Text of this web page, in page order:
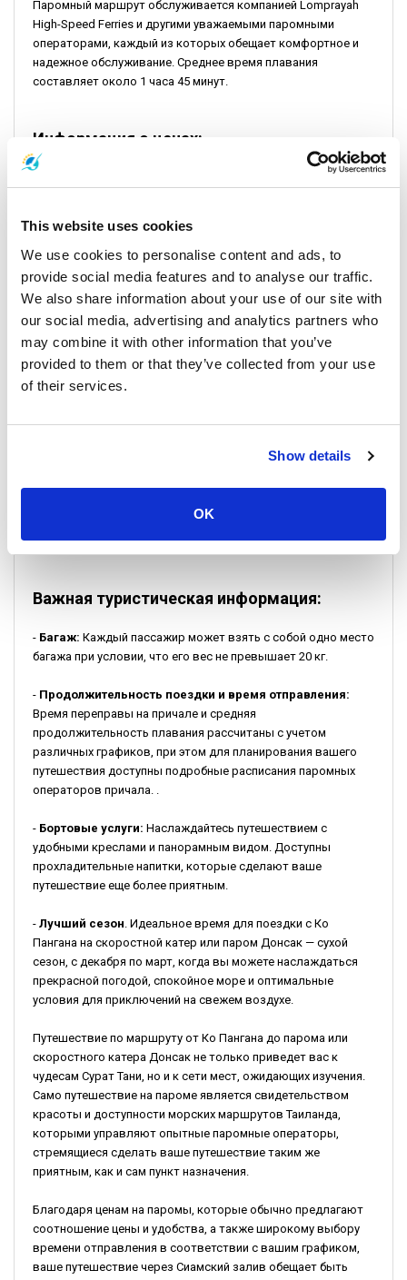
This website uses cookies
We use cookies to personalise content and ads, to
provide social media features and to analyse our traffic.
We also share information about your use of our site with
our social media, advertising and analytics partners who
may combine it with other information that you’ve
provided to them or that they’ve collected from your use
of their services.
Show details
OK
Паромный маршрут обслуживается компанией Lomprayah
High-Speed Ferries и другими уважаемыми паромными
операторами, каждый из которых обещает комфортное и
надежное обслуживание. Среднее время плавания
составляет около 1 часа 45 минут.
Информация о ценах:
Цены на паромы обычно варьируются в зависимости от
путешественников с ограниченным бюджетом. Средняя
цена обычно составляет около 550 бат для взрослых, что
является доступным, но комфортным вариантом. Цены
будут варьироваться в зависимости от количества
маршрута, что обеспечивает варианты, отвечающие
потребностям каждого путешественника.
Сала как минимум за 30 минут до отправления. Процесс
Это гарантирует, что у вас будет достаточно времени для
последних приготовлений перед посадкой.
Важная туристическая информация:
- Багаж: Каждый пассажир может взять с собой одно место
багажа при условии, что его вес не превышает 20 кг.
- Продолжительность поездки и время отправления:
Время переправы на причале и средняя
продолжительность плавания рассчитаны с учетом
различных графиков, при этом для планирования вашего
путешествия доступны подробные расписания паромных
операторов причала. .
- Бортовые услуги: Наслаждайтесь путешествием с
удобными креслами и панорамным видом. Доступны
прохладительные напитки, которые сделают ваше
путешествие еще более приятным.
- Лучший сезон. Идеальное время для поездки с Ко
Пангана на скоростной катер или паром Донсак — сухой
сезон, с декабря по март, когда вы можете наслаждаться
прекрасной погодой, спокойное море и оптимальные
условия для приключений на свежем воздухе.
Путешествие по маршруту от Ко Пангана до парома или
скоростного катера Донсак не только приведет вас к
чудесам Сурат Тани, но и к сети мест, ожидающих изучения.
Само путешествие на пароме является свидетельством
красоты и доступности морских маршрутов Таиланда,
которыми управляют опытные паромные операторы,
стремящиеся сделать ваше путешествие таким же
приятным, как и сам пункт назначения.
Благодаря ценам на паромы, которые обычно предлагают
соотношение цены и удобства, а также широкому выбору
времени отправления в соответствии с вашим графиком,
ваше путешествие через Сиамский залив обещает быть